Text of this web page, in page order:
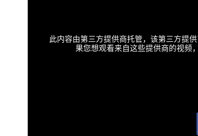
此内容由第三方提供商托管，该第三方提
果您想观看来自这些提供商的视频